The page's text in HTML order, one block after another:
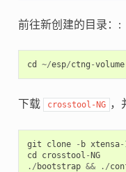
前往新创建的目录：:
cd ~/esp/ctng -volume
下载 crosstool-NG ，
git clone - b xtensa-
cd
crosstool -NG
./ bootstrap && ./